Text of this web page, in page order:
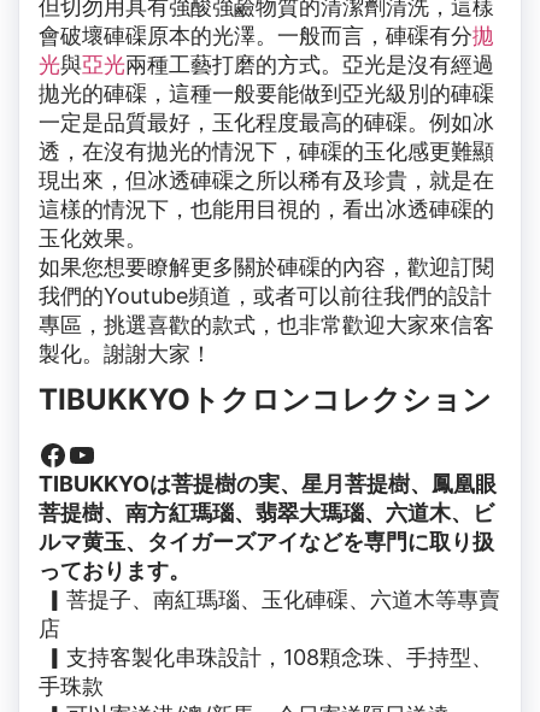
但切勿用具有強酸強鹼物質的清潔劑清洗，這樣
會破壞硨磲原本的光澤。一般而言，硨磲有分拋
光與亞光兩種工藝打磨的方式。亞光是沒有經過
拋光的硨磲，這種一般要能做到亞光級別的硨磲
一定是品質最好，玉化程度最高的硨磲。例如冰
透，在沒有拋光的情況下，硨磲的玉化感更難顯
現出來，但冰透硨磲之所以稀有及珍貴，就是在
這樣的情況下，也能用目視的，看出冰透硨磲的
玉化效果。
如果您想要瞭解更多關於硨磲的內容，歡迎訂閱
我們的Youtube頻道，或者可以前往我們的設計
專區，挑選喜歡的款式，也非常歡迎大家來信客
製化。謝謝大家！
TIBUKKYOトクロンコレクション
TIBUKKYOは菩提樹の実、星月菩提樹、鳳凰眼
菩提樹、南方紅瑪瑙、翡翠大瑪瑙、六道木、ビ
ルマ黄玉、タイガーズアイなどを専門に取り扱
っております。
▎菩提子、南紅瑪瑙、玉化硨磲、六道木等專賣
店
▎支持客製化串珠設計，108顆念珠、手持型、
手珠款